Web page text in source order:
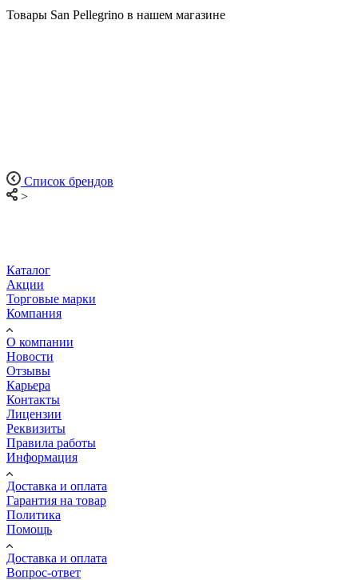
Товары San Pellegrino в нашем магазине
Список брендов
>
Каталог
Акции
Торговые марки
Компания
О компании
Новости
Отзывы
Карьера
Контакты
Лицензии
Реквизиты
Правила работы
Информация
Доставка и оплата
Гарантия на товар
Политика
Помощь
Доставка и оплата
Вопрос-ответ